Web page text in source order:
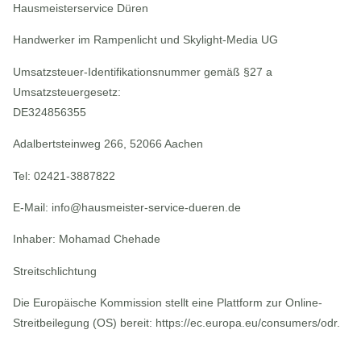
Hausmeisterservice Düren
Handwerker im Rampenlicht und Skylight-Media UG
Umsatzsteuer-Identifikationsnummer gemäß §27 a
Umsatzsteuergesetz:
DE324856355
Adalbertsteinweg 266, 52066 Aachen
Tel: 02421-3887822
E-Mail: info@hausmeister-service-dueren.de
Inhaber: Mohamad Chehade
Streitschlichtung
Die Europäische Kommission stellt eine Plattform zur Online-
Streitbeilegung (OS) bereit: https://ec.europa.eu/consumers/odr.